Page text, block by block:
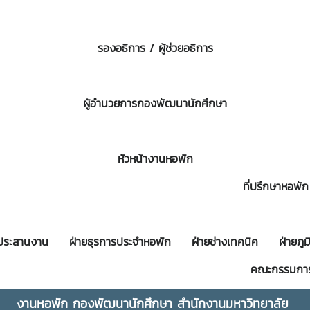
รองอธิการ / ผู้ช่วยอธิการ
ผู้อำนวยการกองพัฒนานักศึกษา
หัวหน้างานหอพัก
ที่ปรึกษาหอพัก
ระสานงาน ฝ่ายธุรการประจำหอพัก ฝ่ายช่างเทคนิค ฝ่ายภู
มการหอพั
งานหอพัก กองพัฒนานักศึกษา สำนักงานมหาวิทยาลัย